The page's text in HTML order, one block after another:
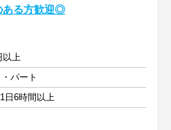
ある方歓迎◎
以上
パート
日6時間以上